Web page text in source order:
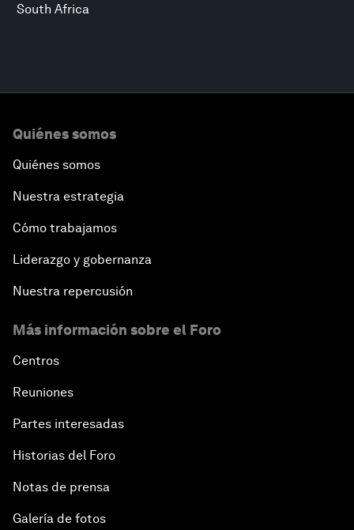
South Africa
Quiénes somos
Quiénes somos
Nuestra estrategia
Cómo trabajamos
Liderazgo y gobernanza
Nuestra repercusión
Más información sobre el Foro
Centros
Reuniones
Partes interesadas
Historias del Foro
Notas de prensa
Galería de fotos